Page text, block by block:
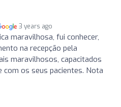
3 years ago
maravilhosa, fui conhecer,
na recepção pela
maravilhosos, capacitados
com os seus pacientes. Nota